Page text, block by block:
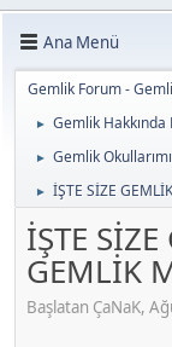
Ana Menü
Gemlik Forum -
► Gemlik
► Gemlik
► İŞTE SİZE
İŞTE
GEMLİK
Başlatan ÇaNaK,